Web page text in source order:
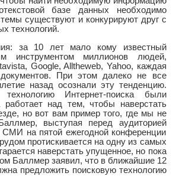
базе данных необходимо
существуют и конкурируют друг с
технологий.
за 10 лет мало кому известный
инструментом миллионов людей,
Google, Alltheweb, Yahoo, каждая
При этом далеко не все
назад осознали эту тенденцию.
Интернет-поиска были
над тем, чтобы наверстать
но вот вам пример того, где мы не
выступая перед аудиторией
СМИ на пятой ежегодной конференции
протискивается на одну из самых
наверстать упущенное, но пока
Баллмер заявил, что в ближайшие 12
предложить поисковую технологию